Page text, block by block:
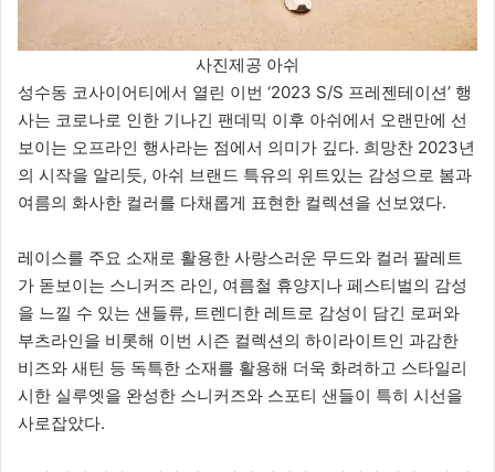
사진제공 아쉬
성수동 코사이어티에서 열린 이번 ‘2023 S/S 프레젠테이션’ 행
사는 코로나로 인한 기나긴 팬데믹 이후 아쉬에서 오랜만에 선
보이는 오프라인 행사라는 점에서 의미가 깊다. 희망찬 2023년
의 시작을 알리듯, 아쉬 브랜드 특유의 위트있는 감성으로 봄과
여름의 화사한 컬러를 다채롭게 표현한 컬렉션을 선보였다.
레이스를 주요 소재로 활용한 사랑스러운 무드와 컬러 팔레트
가 돋보이는 스니커즈 라인, 여름철 휴양지나 페스티벌의 감성
을 느낄 수 있는 샌들류, 트렌디한 레트로 감성이 담긴 로퍼와
부츠라인을 비롯해 이번 시즌 컬렉션의 하이라이트인 과감한
비즈와 새틴 등 독특한 소재를 활용해 더욱 화려하고 스타일리
시한 실루엣을 완성한 스니커즈와 스포티 샌들이 특히 시선을
사로잡았다.